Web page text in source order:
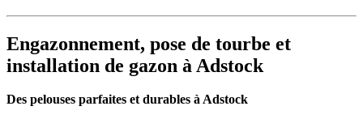
Engazonnement, pose de tourbe et
installation de gazon à Adstock
Des pelouses parfaites et durables à Adstock